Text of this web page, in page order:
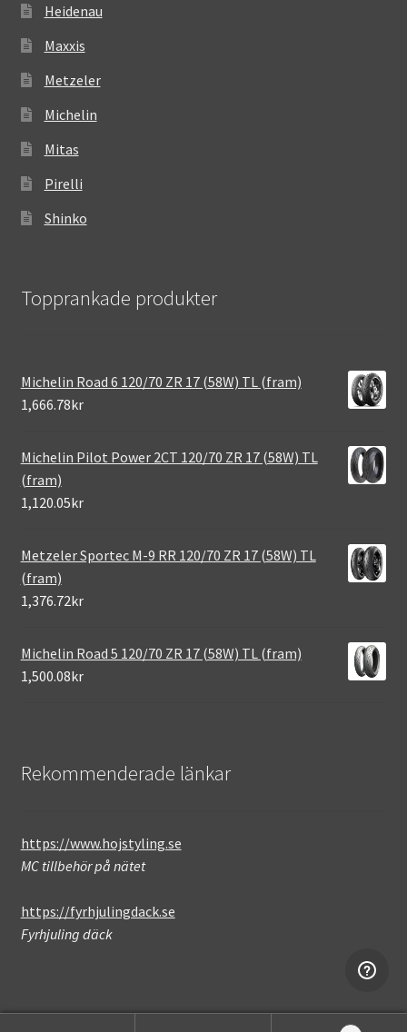
Heidenau
Maxxis
Metzeler
Michelin
Mitas
Pirelli
Shinko
Topprankade produkter
Michelin Road 6 120/70 ZR 17 (58W) TL (fram)
1,666.78kr
Michelin Pilot Power 2CT 120/70 ZR 17 (58W) TL
(fram)
1,120.05kr
Metzeler Sportec M-9 RR 120/70 ZR 17 (58W) TL
(fram)
1,376.72kr
Michelin Road 5 120/70 ZR 17 (58W) TL (fram)
1,500.08kr
Rekommenderade länkar
https://www.hojstyling.se
MC tillbehör på nätet
https://fyrhjulingdack.se
Fyrhjuling däck